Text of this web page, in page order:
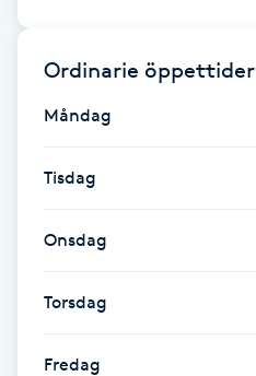
Frekvensterapi
Friskvårdsmassage
Funktionsanalys
Ordinarie öppettider
Måndag
Tisdag
Onsdag
Torsdag
Fredag